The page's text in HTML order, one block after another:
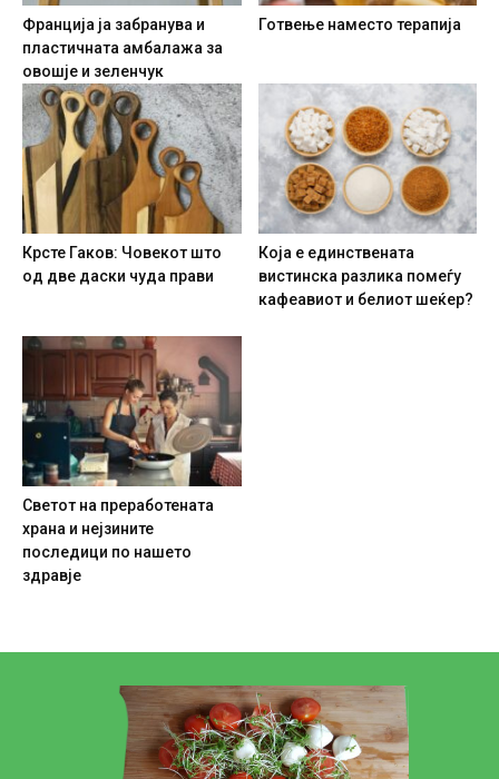
Франција ја забранува и
пластичната амбалажа за
овошје и зеленчук
Готвење наместо терапија
Крсте Гаков: Човекот што
од две даски чуда прави
Која е единствената
вистинска разлика помеѓу
кафеавиот и белиот шеќер?
Светот на преработената
храна и нејзините
последици по нашето
здравје